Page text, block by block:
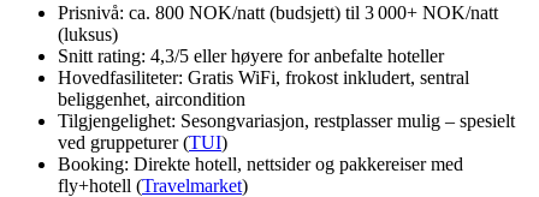
Prisnivå: ca. 800 NOK/natt (budsjett) til 3 000+ NOK/natt
(luksus)
Snitt rating: 4,3/5 eller høyere for anbefalte hoteller
Hovedfasiliteter: Gratis WiFi, frokost inkludert, sentral
beliggenhet, aircondition
Tilgjengelighet: Sesongvariasjon, restplasser mulig – spesielt
ved gruppeturer (TUI)
Booking: Direkte hotell, nettsider og pakkereiser med
fly+hotell (Travelmarket)